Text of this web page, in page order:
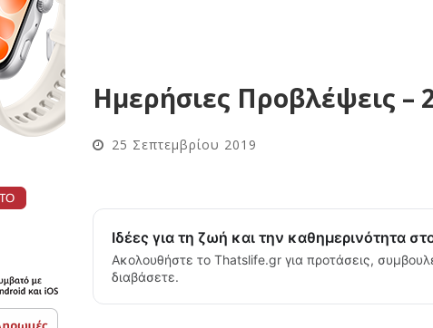
Ημερήσιες Προβλέψεις –
25 Σεπτεμβρίου 2019
Ιδέες για τη ζωή και την καθημερινότητα
Ακολουθήστε το Thatslife.gr για προτάσεις,
διαβάσετε.